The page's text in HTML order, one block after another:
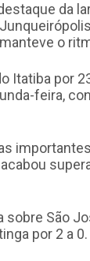
da
o
Itatiba por
feira,
São
por 2 a 0.